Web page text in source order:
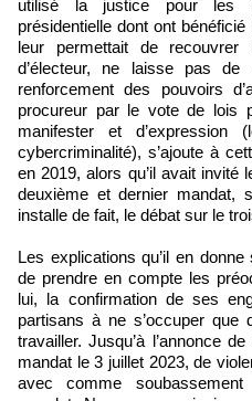
utilisé la justice pour les
présidentielle dont ont
leur permettait de
d’électeur, ne laisse pas
renforcement des pouvoirs
procureur par le vote de lois
manifester et
cybercriminalité), s’ajoute à
en 2019, alors qu’il avait invité
deuxième et dernier
installe de fait, le débat sur le
Les explications qu’il en
de prendre en compte les
lui, la confirmation de ses
partisans à ne s’occuper
travailler. Jusqu’à l’annonce
mandat le 3 juillet 2023, de
avec comme